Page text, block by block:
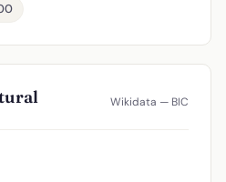
Wikidata — BIC